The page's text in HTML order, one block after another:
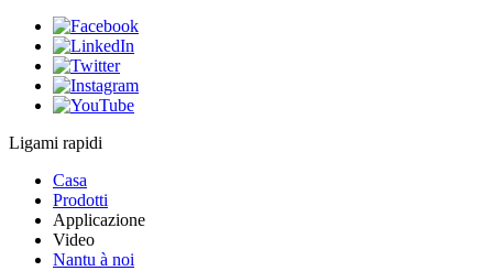
Ligami rapidi
Casa
Prodotti
Applicazione
Video
Nantu à noi